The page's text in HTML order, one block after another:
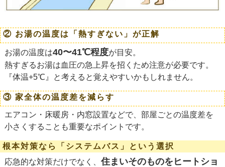
② お湯の温度は「熱すぎない」が正解
お湯の温度は40〜41℃程度が目安。
熱すぎるお湯は血圧の急上昇を招くため注意が必要です。
『体温+5℃』と考えると覚えやすいかもしれません。
③ 家全体の温度差を減らす
エアコン・床暖房・内窓設置などで、部屋ごとの温度差を
小さくすることも重要なポイントです。
根本対策なら「システムバス」という選択
応急的な対策だけでなく、住まいそのものをヒートショ